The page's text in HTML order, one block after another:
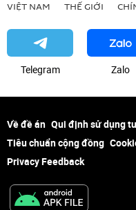
VIỆT NAM THẾ GIỚI
Telegram Zalo
Về đề án Qui định sử dụng
Tiêu chuẩn cộng đồng
Privacy Feedback